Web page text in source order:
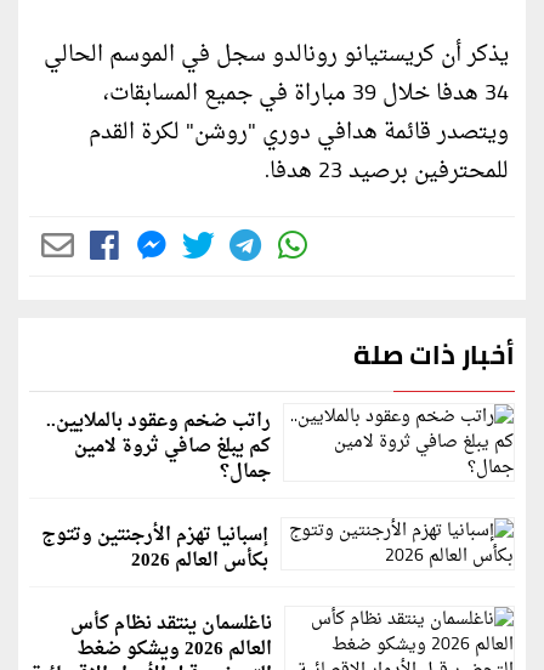
يذكر أن كريستيانو رونالدو سجل في الموسم الحالي
34 هدفا خلال 39 مباراة في جميع المسابقات،
ويتصدر قائمة هدافي دوري "روشن" لكرة القدم
للمحترفين برصيد 23 هدفا.
أخبار ذات صلة
راتب ضخم وعقود بالملايين..
كم يبلغ صافي ثروة لامين
جمال؟
إسبانيا تهزم الأرجنتين وتتوج
بكأس العالم 2026
ناغلسمان ينتقد نظام كأس
العالم 2026 ويشكو ضغط